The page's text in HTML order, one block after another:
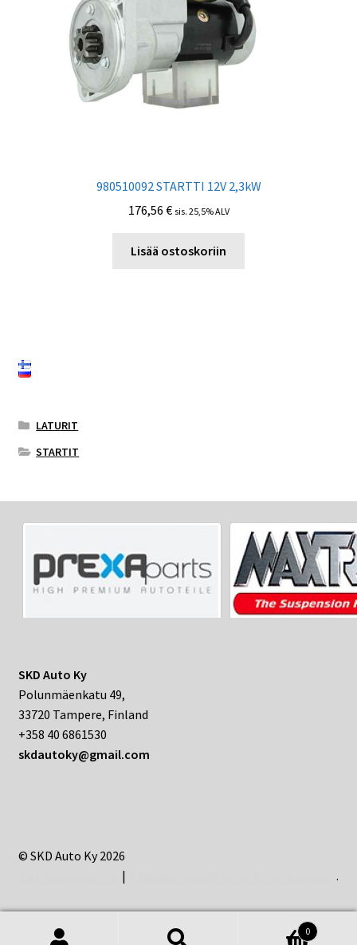
980510092 STARTTI 12V 2,3kW
176,56 € sis. 25,5% ALV
Lisää ostoskoriin
LATURIT
STARTIT
SKD Auto Ky
Polunmäenkatu 49,
33720 Tampere, Finland
+358 40 6861530
skdautoky@gmail.com
© SKD Auto Ky 2026
.
0